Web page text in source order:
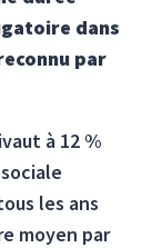
dans
par
à 12 %
les ans
moyen par